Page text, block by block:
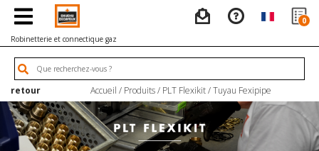
0
Robinetterie et connectique gaz
retour Accueil / Produits/ PLT Flexikit/Tuyau Fexipipe